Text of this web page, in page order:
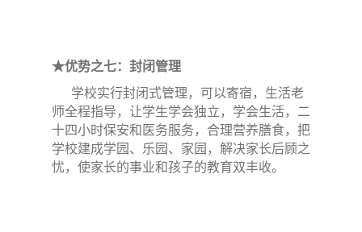
★优势之七：封闭管理
学校实行封闭式管理，可以寄宿，生活老
师全程指导，让学生学会独立，学会生活，二
十四小时保安和医务服务，合理营养膳食，把
学校建成学园、乐园、家园，解决家长后顾之
忧，使家长的事业和孩子的教育双丰收。